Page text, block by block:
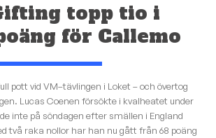
topp tio i
för Callemo
pott vid VM–tävlingen i Loket – och övertog
Lucas Coenen försökte i kvalheatet under
inte på söndagen efter smällen i England
två raka nollor har han nu gått från 68 poäng